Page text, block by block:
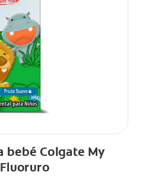
bebé Colgate My